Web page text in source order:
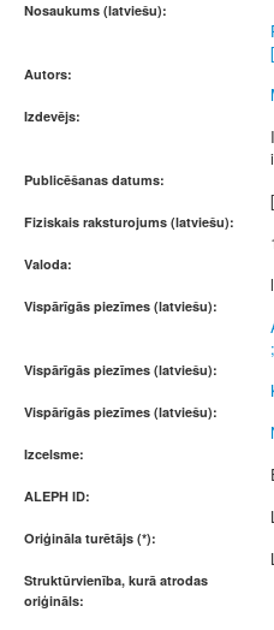
Nosaukums (latviešu):
Autors:
Izdevējs:
Publicēšanas datums:
Fiziskais raksturojums (latviešu):
Valoda:
Vispārīgās piezīmes (latviešu):
Vispārīgās piezīmes (latviešu):
Vispārīgās piezīmes (latviešu):
Izcelsme:
ALEPH ID:
Oriģināla turētājs (*):
Struktūrvienība, kurā atrodas
oriģināls: